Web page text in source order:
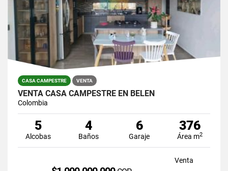
CASA CAMPESTRE VENTA
VENTA CASA CAMPESTRE EN BELEN
Colombia
5
Alcobas
4
Baños
6
Garaje
376
Área m2
Venta